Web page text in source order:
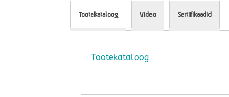
Tootekataloog Video Sertifikaadid
Tootekataloog